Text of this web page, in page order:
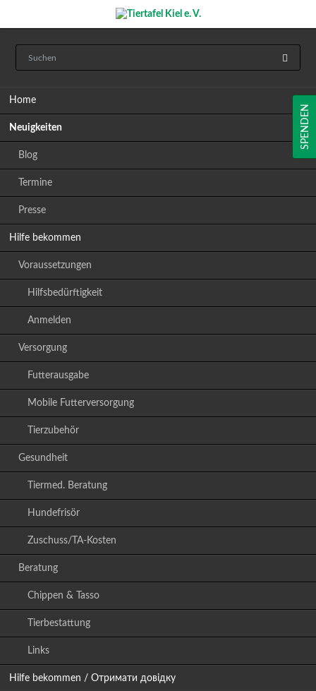
Home
Neuigkeiten
Blog
Termine
Presse
Hilfe bekommen
Voraussetzungen
Hilfsbedürftigkeit
Anmelden
Versorgung
Futterausgabe
Mobile Futterversorgung
Tierzubehör
Gesundheit
Tiermed. Beratung
Hundefrisör
Zuschuss/TA-Kosten
Beratung
Chippen & Tasso
Tierbestattung
Links
Hilfe bekommen / Отримати довідку
SPENDEN